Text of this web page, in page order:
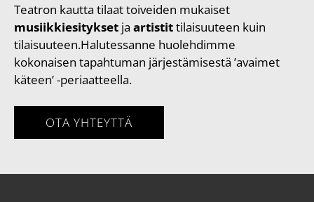
Teatron kautta tilaat toiveiden mukaiset
musiikkiesitykset ja artistittilaisuuteen kuin
tilaisuuteen.Halutessanne huolehdimme
kokonaisen tapahtuman järjestämisestä ’avaimet
käteen’ -periaatteella.
OTA YHTEYTTÄ